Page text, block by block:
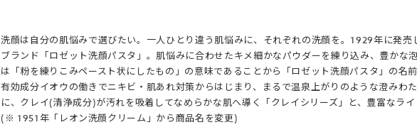
洗顔は自分の肌悩みで選びたい。一人ひとり違う肌悩みに、それぞれの洗顔を。1929年に発
ブランド「ロゼット洗顔パスタ」。肌悩みに合わせたキメ細かなパウダーを練り込み、豊かな
は「粉を練りこみペースト状にしたもの」の意味であることから「ロゼット洗顔パスタ」の名
有効成分イオウの働きでニキビ・肌あれ対策からはじまり、まるで温泉上がりのような澄みわ
に、クレイ(清浄成分)が汚れを吸着してなめらかな肌へ導く「クレイシリーズ」と、豊富なラ
(※ 1951年「レオン洗顔クリーム」から商品名を変更)